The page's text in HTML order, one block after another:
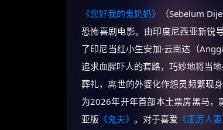
《您好我的鬼奶奶》
（Sebelum
恐怖喜剧电影。由印度尼西亚新锐
了印尼当红小生安加·云南达（
追求血腥吓人的套路，巧妙地将当
葬礼，离世的外婆化作怨灵频繁现
为2026年开年首部本土票房黑马，
亚版 《鬼夫》。对于喜爱 《凄厉人妻